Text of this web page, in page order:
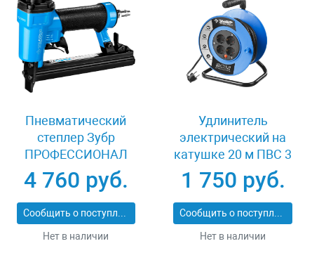
Пневматический
степлер Зубр
ПРОФЕССИОНАЛ
3191
4 760 руб.
Сообщить о поступлении
Нет в наличии
Удлинитель
электрический на
катушке 20 м ПВС 3
х 1кв мм 4 гнезда
Зубр
ПРОФЕССИОНАЛ
55082-20
1 750 руб.
Сообщить о поступлении
Нет в наличии